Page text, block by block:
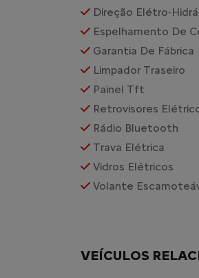
Direção Elétro-
Espelhamento De
Garantia De Fábrica
Limpador Traseiro
Painel Tft
Retrovisores
Rádio Bluetooth
Trava Elétrica
Vidros Elétricos
Volante
VEÍCULOS